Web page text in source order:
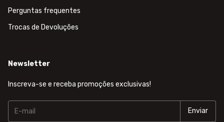
Perguntas frequentes
Trocas de Devoluções
Newsletter
Inscreva-se e receba promoções exclusivas!